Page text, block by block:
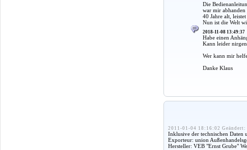
Die
war mir abhanden
40 Jahre alt,
Nun ist die Welt
2018-11-08 13:49:37
Habe einen
Kann leider
Wer kann mir
Danke Klaus
2011-01-04 18:16:02
Inklusive der technischen Daten
Exporteur: union
Hersteller: VEB "Ernst Grube"